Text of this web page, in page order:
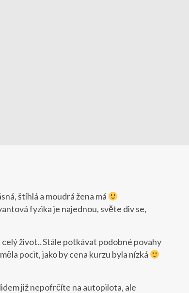
štíhlá a moudrá žena má
fyzika je najednou, světe div se,
život.. Stále potkávat podobné povahy
pocit, jako by cena kurzu byla nízká
již nepofrčíte na autopilota, ale